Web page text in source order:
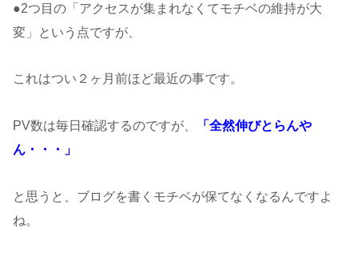
●2つ目の「アクセスが集まれなくてモチベの維持が大
変」という点ですが、
これはつい２ヶ月前ほど最近の事です。
PV数は毎日確認するのですが、
「全然伸びとらんや
ん・・・」
と思うと、ブログを書くモチベが保てなくなるんですよ
ね。